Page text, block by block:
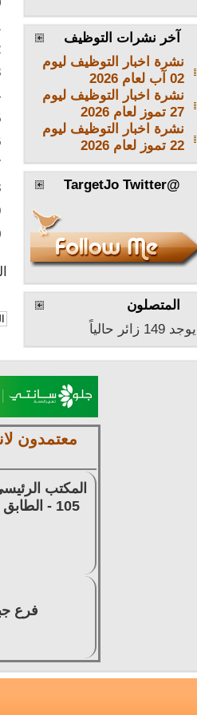
»الإثنين, 27 تموز/يوليو 2026 16:13
آخر نشرات التوظيف
نشرة اخبار التوظيف ليوم
02 آب لعام 2026
نشرة اخبار التوظيف ليوم
27 تموز لعام 2026
نشرة اخبار التوظيف ليوم
22 تموز لعام 2026
@TargetJo Twitter
المتصلون
يوجد 149 زائر حالياً
معتمدون
المكتب
105 - الطابق الرابع - للتوظيف وتقديم السير الذاتية وتخليص المعاملات وتصديق الشهادات
فرع جبل